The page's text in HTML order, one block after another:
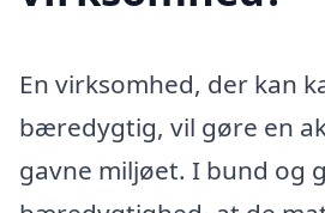
En virksomhed, der kan
bæredygtig, vil gøre en
gavne miljøet. I bund og